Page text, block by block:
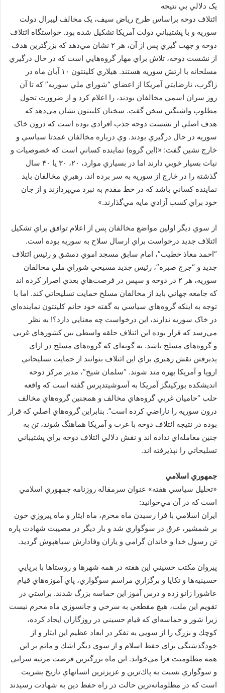
يک دلالي بي نتيجه
ائتلاف دوحه براساس طرح رياض سيف، يک مخالف ليبرال دولت
سوريه و با پشتيباني دولت آمريکا تشکيل شده بود. خواستگاه ائتلاف
دوحه و جهت گيري پس از آن، هر ۲ نشان مي‌دهد که بزرگترين هدف
از نشست دوحه، تلاش براي مهار گروه‌هايي است که در حال درگيري
مسلحانه با ارتش سوريه هستند. هيلاري کلينتون ۱۰ آبان ماه در
زاگرب، نارضايتي آمريکا از اعضاي “شوراي ملي سوريه” که تا آن
روز سران اسمي مخالفان بودند، را اعلام کرد و از ضرورت تحول
مطلوب واشنگتن سخن گفت. سخنان کلينتون نشان مي‌دهد که
هدف اصلي از نشست دوحه جذب افرادي بوده است که درون خاک
سوريه در حال درگيري بودند. وي درباره مخالفان عمدتا سياسي و
خارج نشين گفت: «(اين گروه) نماينده کساني است که خصوصيات و
نيات بسيار خوبي دارند اما در بسياري موارد، ۲۰، ۳۰ يا ۴۰ سال
گذشته را در خارج از سوريه به سر برده اند. رهبري مخالفان بايد
نماينده کساني باشد که در خط مقدم به نبرد مي‌پردازند و از جان
خود براي کسب آزادي مايه مي‌گذارند.»
از سوي ديگر اولين مواضع مخالفان پس از اعلام توافق براي تشکيل
ائتلاف جديد درخواست براي ارسال سلاح به سوريه بوده است.
“احمد معاذ خطيب”، امام سابق مسجد اموي دمشق و رئيس ائتلاف
جديد و “جرج صبره”، رئيس جديد مسيحي شوراي ملي مخالفان
سوريه، هر ۲ در دوحه و سپس در فرصت‌هاي بعدي اصرار کرده اند
که جامعه جهاني بايد از مخالفان مسلح حمايت تسليحاتي کند. اما با
توجه به اينکه گروه‌هاي سياسي به گفته خود خانم کلينتون نماينده‌اي
در خاک سوريه ندارند، اين درخواست چه معنايي دارد؟! به نظر
مي‌رسد که قرار بوده اين ائتلاف حلقه واسطي بين کشورهاي غربي
و گروه‌هاي مسلح باشد. به گونه‌اي که گروه‌هاي مسلح در ازاي
پذيرفتن نقش رهبري براي اين ائتلاف بتوانند از حمايت تسليحاتي
اروپا و آمريکا بهره مند شوند. “سلمان شيخ”، مدير مرکز دوحه
انديشکده بورکينگز آمريکا به آسوشيتدپرس گفته است که واقعه
حلب “حاميان غربي گروه‌هاي مخالف و همچنين گروه‌هاي مخالف
درون سوريه را ناراضي کرده است”. بنابراين گروه‌هاي اصلي که قرار
بوده در نتيجه ائتلاف دوحه با غرب و آمريکا هماهنگ شوند، تن به
چنين معامله‌اي نداده اند و نقش دلالي ائتلاف دوحه براي پشتيباني
تسليحاتي را نپذيرفته اند.
جمهوري اسلامي
«تحليل سياسي هفته» عنوان سرمقاله روزنامه جمهوري اسلامي
است كه در آن مي‌خوانيد:
ايران اسلامي با فرا رسيدن ماه محرم، ماه ايثار و ماه پيروزي خون
بر شمشير، غرق در سوگواري شد و بار ديگر در مصيبت شهادت پاره
تن رسول خدا و خاندان گرامي و ياران وفادارش سياهپوش گرديد.
پيروان مكتب حسيني اين هفته در همه شهرها و روستاها با برپايي
حسينيه‌ها و تكايا و برگزاري مراسم سوگواري، پاي آموزه‌هاي قيام
عاشورا زانو زده و درس آموز اين حماسه بزرگ شدند. براستي در
تقويم اين ملت، هيچ مقطعي به سرخي و جانسوزي ماه محرم نيست
زيرا شور و حماسه‌اي كه قيام حسيني در روزگاران ايجاد كرده،
كوچك و بزرگ را از سويي به تفكر در ابعاد عظيم اين ايثار و از
خودگذشتگي براي حفظ اسلام و از سوي ديگر اشك و ماتم بر اين
همه مظلوميت فرا مي‌خواند. اين ماه بزرگترين فرصت مرثيه سرايي
و سوگواري نسبت به پاك‌ترين و عزيزترين انسانهاي تاريخ بشريت
است كه در مظلومانه‌ترين حالت در راه حفظ دين به شهادت رسيدند